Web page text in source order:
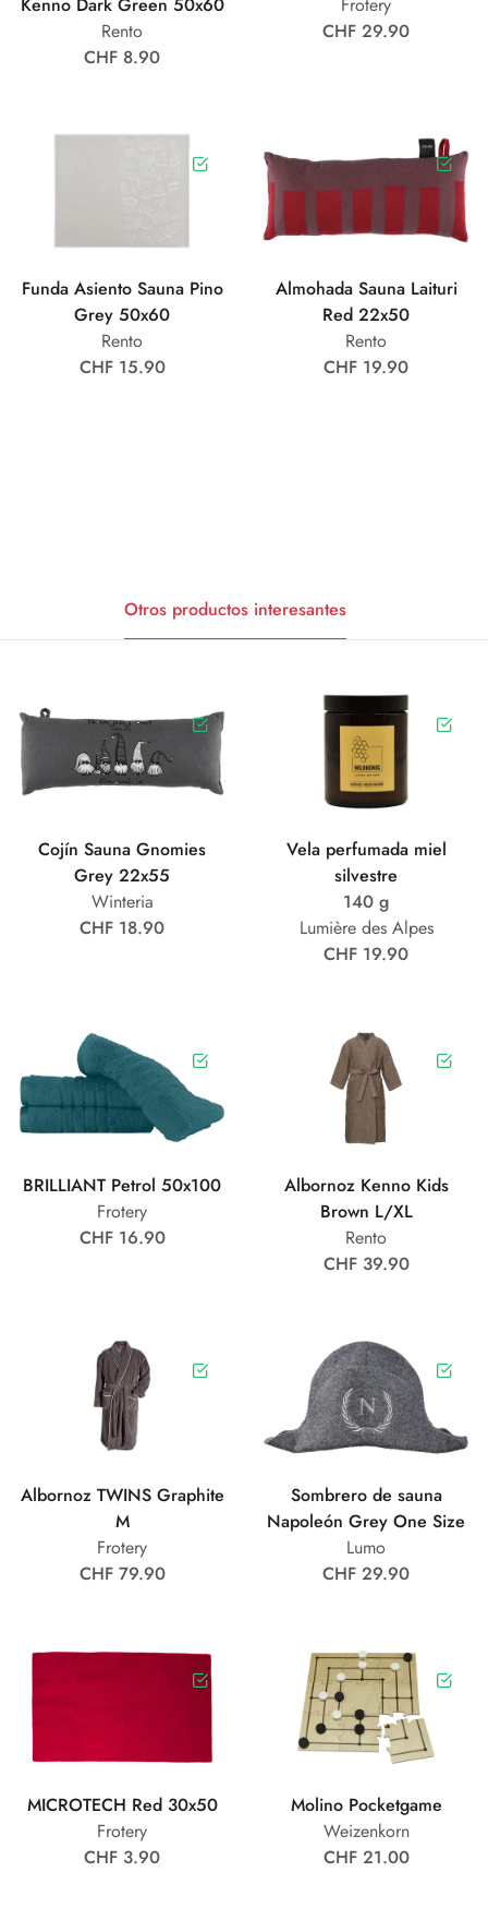
Rento
CHF 8.90
CHF 29.90
Funda Asiento Sauna Pino
Grey 50x60
Rento
CHF 15.90
Almohada Sauna Laituri
Red 22x50
Rento
CHF 19.90
Otros productos interesantes
Cojín Sauna Gnomies
Grey 22x55
Winteria
CHF 18.90
Vela perfumada miel
silvestre
140 g
Lumière des Alpes
CHF 19.90
BRILLIANT Petrol 50x100
Frotery
CHF 16.90
Albornoz Kenno Kids
Brown L/XL
Rento
CHF 39.90
Albornoz TWINS Graphite
M
Frotery
CHF 79.90
Sombrero de sauna
Napoleón Grey One Size
Lumo
CHF 29.90
MICROTECH Red 30x50
Frotery
CHF 3.90
Molino Pocketgame
Weizenkorn
CHF 21.00